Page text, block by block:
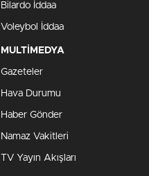
Bilardo İddaa
Voleybol İddaa
MULTİMEDYA
Gazeteler
Hava Durumu
Haber Gönder
Namaz Vakitleri
TV Yayın Akışları